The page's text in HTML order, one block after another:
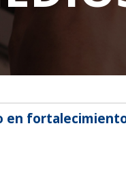
Nº 181 c/ Calle Sajonia.